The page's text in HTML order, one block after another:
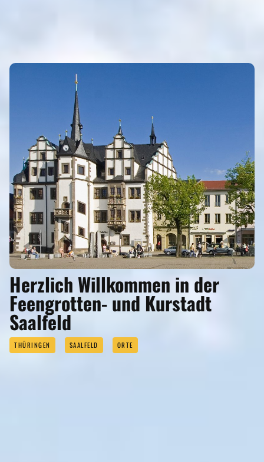
Herzlich Willkommen in der
Feengrotten- und Kurstadt
Saalfeld
THÜRINGEN SAALFELD ORTE